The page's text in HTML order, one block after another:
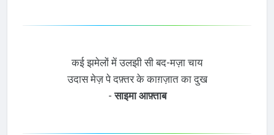
कई झमेलों में उलझी सी बद-मज़ा चाय
उदास मेज़ पे दफ़्तर के काग़ज़ात का दुख
-साइमा आफ़्ताब